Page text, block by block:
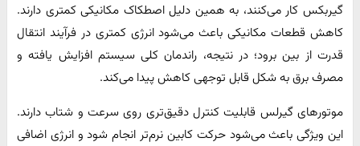
گیربکس کار می‌کنند، به همین دلیل اصطکاک مکانیکی کمتری دارند.
کاهش قطعات مکانیکی باعث می‌شود انرژی کمتری در فرآیند انتقال
قدرت از بین برود؛ در نتیجه، راندمان کلی سیستم افزایش یافته و
مصرف برق به شکل قابل توجهی کاهش پیدا می‌کند.
موتورهای گیرلس قابلیت کنترل دقیق‌تری روی سرعت و شتاب دارند.
این ویژگی باعث می‌شود حرکت کابین نرم‌تر انجام شود و انرژی اضافی